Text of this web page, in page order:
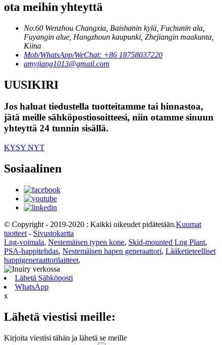
ota meihin yhteyttä
No.60 Wenzhou Changxia, Baishanin kylä, Fuchunin ala,
Fuyangin alue, Hangzhoun kaupunki, Zhejiangin maakunta,
Kiina
Mob/WhatsApp/WeChat: +86 18758037220
amyjiang1013@gmail.com
UUSIKIRI
Jos haluat tiedustella tuotteitamme tai hinnastoa,
jätä meille sähköpostiosoitteesi, niin otamme sinuun
yhteyttä 24 tunnin sisällä.
KYSY NYT
Sosiaalinen
© Copyright - 2019-2020 : Kaikki oikeudet pidätetään.Kuumat
tuotteet - Sivustokartta
Lng-voimala, Nestemäisen typen kone, Skid-mounted Lng Plant,
PSA-happitehdas, Nestemäisen hapen generaattori, Lääketieteelliset
happigeneraattorilaitteet,
Lähetä Sähköposti
WhatsApp
x
Lähetä viestisi meille:
Kirjoita viestisi tähän ja lähetä se meille